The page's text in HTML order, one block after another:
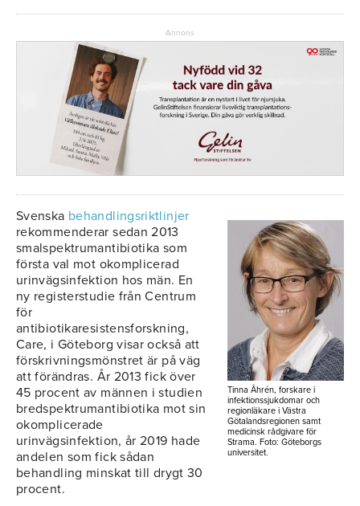
Annons
Tinna Åhrén, forskare i
infektionssjukdomar och
regionläkare i Västra
Götalandsregionen samt
medicinsk rådgivare för
Strama. Foto: Göteborgs
universitet.
Svenska behandlingsriktlinjer
rekommenderar sedan 2013
smalspektrumantibiotika som
första val mot okomplicerad
urinvägsinfektion hos män. En
ny registerstudie från Centrum
för
antibiotikaresistensforskning,
Care, i Göteborg visar också att
förskrivningsmönstret är på väg
att förändras. År 2013 fick över
45 procent av männen i studien
bredspektrumantibiotika mot sin
okomplicerade
urinvägsinfektion, år 2019 hade
andelen som fick sådan
behandling minskat till drygt 30
procent.